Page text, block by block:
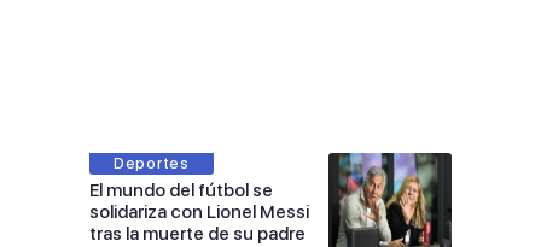
Deportes
El mundo del fútbol se
solidariza con Lionel Messi
tras la muerte de su padre